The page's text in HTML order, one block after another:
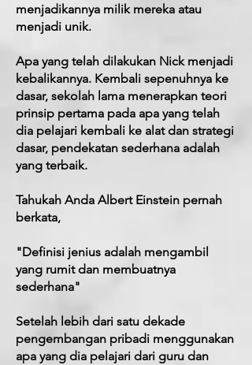
menjadikannya milik mereka atau
menjadi unik.
Apa yang telah dilakukan Nick menjadi
kebalikannya. Kembali sepenuhnya ke
dasar, sekolah lama menerapkan teori
prinsip pertama pada apa yang telah
dia pelajari kembali ke alat dan strategi
dasar, pendekatan sederhana adalah
yang terbaik.
Tahukah Anda Albert Einstein pernah
berkata,
"Definisi jenius adalah mengambil
yang rumit dan membuatnya
sederhana"
Setelah lebih dari satu dekade
pengembangan pribadi menggunakan
apa yang dia pelajari dari guru dan